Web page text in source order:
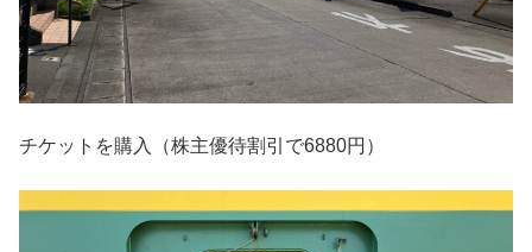
チケットを購入（株主優待割引で6880円）